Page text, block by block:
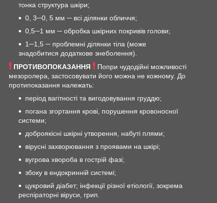
тонка структура шкіри;
0, 3─0, 5 мм ─ всі ділянки обличчя;
0,5─1 мм ─ обробка шкірних покривів голови;
1─1,5 ─ проблемні ділянки тіла (може
знадобитися додаткове знеболення).
ПРОТИВОПОКАЗАННЯ
Попри чудодійні можливості
мезоролера, застосовувати його можна не кожному. До
протипоказання належать:
період вагітності та вигодовування груддю;
погана згортання крові, порушення кровоносної
системи;
доброякісні шкірні утворення, набуті плями;
вірусні захворювання з проявами на шкірі;
вугрова хвороба в гострій фазі;
збоку в ендокринній системі;
цукровий діабет; інфекції різної етіології, зокрема
респіраторні віруси, грип.